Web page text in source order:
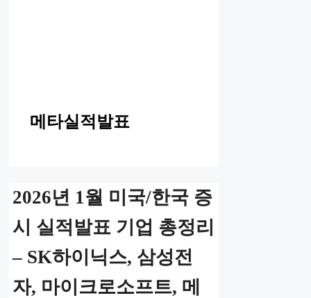
메타실적발표
2026년 1월 미국/한국 증
시 실적발표 기업 총정리
– SK하이닉스, 삼성전
자, 마이크로소프트, 메